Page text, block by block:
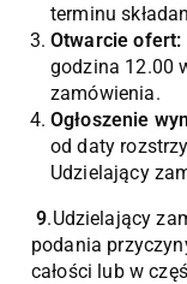
terminu
Otwarcie ofert:
godzina 12.00
zamówienia.
Ogłoszenie
od daty
Udzielający
9.Udzielający
podania
całości lub w